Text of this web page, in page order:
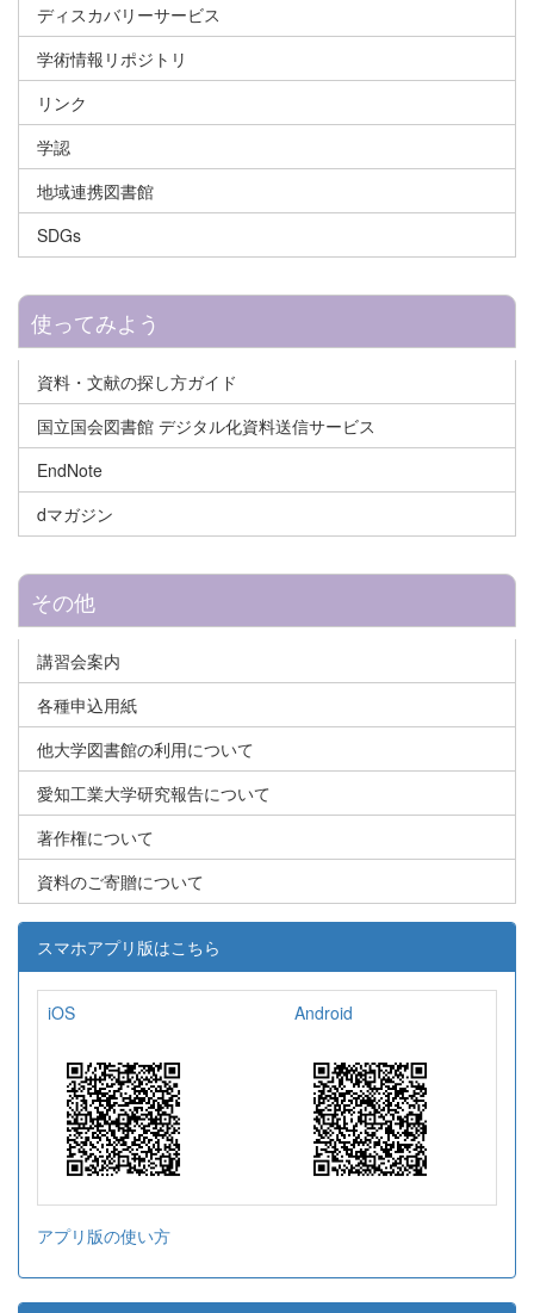
ディスカバリーサービス
学術情報リポジトリ
リンク
学認
地域連携図書館
SDGs
使ってみよう
資料・文献の探し方ガイド
国立国会図書館 デジタル化資料送信サービス
EndNote
dマガジン
その他
講習会案内
各種申込用紙
他大学図書館の利用について
愛知工業大学研究報告について
著作権について
資料のご寄贈について
スマホアプリ版はこちら
iOS Android
アプリ版の使い方